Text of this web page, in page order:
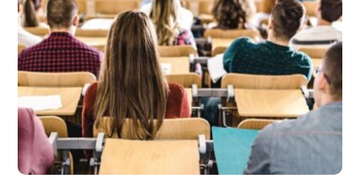
Back
To
Top
©Farmaceutski fakultet u Mostaru 2026
Made byiMBTech